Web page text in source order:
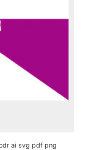
ai svg pdf png